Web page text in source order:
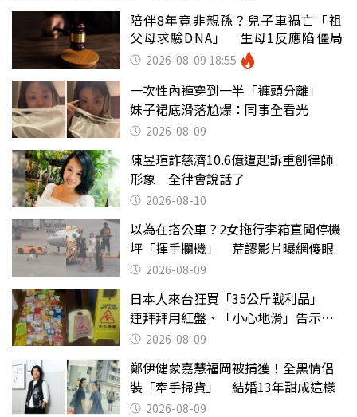
陪伴8年竟非親孫？兒子車禍亡「祖
父母求驗DNA」 生母1反應陷僵局
2026-08-09 18:55
一次性內褲穿到一半「褲頭分離」
妹子裙底滑落尬爆：同事全看光
2026-08-09
陳昱瑄詐慈濟10.6億遭起訴重創律師
形象 全律會說話了
2026-08-10
以為在搭公車？2女拖行李箱直闖停機
坪「揮手攔機」 荒謬影片曝網傻眼
2026-08-09
日本人來台狂買「35公斤戰利品」
連拜拜用紅盤、「小心地滑」告示牌
也帶回家
2026-08-09
鄭伊健蒙嘉慧福岡被捕獲！全黑情侶
裝「牽手掃貨」 結婚13年甜成這樣
2026-08-09